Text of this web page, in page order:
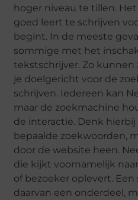
hoger niveau te tillen.
goed leert te schrijven
begint. In de meeste
sommige met het
tekstschrijver. Zo kunnen
je doelgericht voor de
schrijven. Iedereen kan
maar de zoekmachine
de interactie. Denk
bepaalde zoekwoorden,
door de website heen.
die kijkt voornamelijk
of bezoeker oplevert. Een
daarvan een onderdeel,